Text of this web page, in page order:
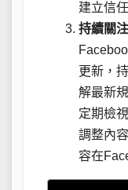
建立信
持續關
更新，
解最新
定期檢
調整內
容在